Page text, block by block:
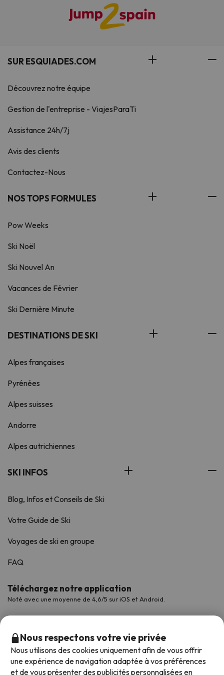
SUR ESQUIADES.COM
Découvrez notre équipe
Gestion de l'entreprise - ViajesParaTi
Assistance 24h/7j
Avis des clients
Contactez-Nous
NOS TOPS FORMULES
Pow Weeks
Ski Noël
Ski Nouvel An
Vacances de Février
Ski Dernière Minute
DESTINATIONS DE SKI
Alpes françaises
Pyrénées
Alpes suisses
Andorre
Alpes autrichiennes
SKI INFOS
Blog, Infos et Conseils de Ski
Votre Guide de Ski
Voyages de ski en groupe
FAQ
Téléchargez notre application
Noté avec une moyenne de 4,6/5 sur iOS et Android.
Nous respectons votre vie privée
Nous utilisons des cookies uniquement afin de vous offrir
une expérience de navigation adaptée à vos préférences
et de vous présenter des publicités personnalisées en